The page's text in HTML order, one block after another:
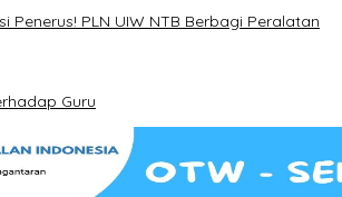
Penerus! PLN UIW NTB Berbagi Peralatan
Guru